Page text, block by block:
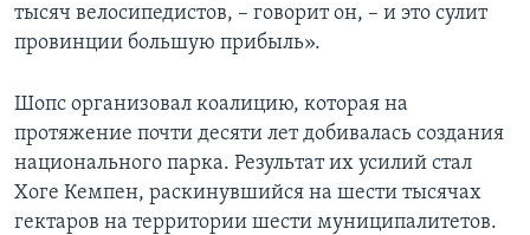
тысяч велосипедистов, – говорит он, – и это сулит
провинции большую прибыль».
Шопс организовал коалицию, которая на
протяжение почти десяти лет добивалась создания
национального парка. Результат их усилий стал
Хоге Кемпен, раскинувшийся на шести тысячах
гектаров на территории шести муниципалитетов.